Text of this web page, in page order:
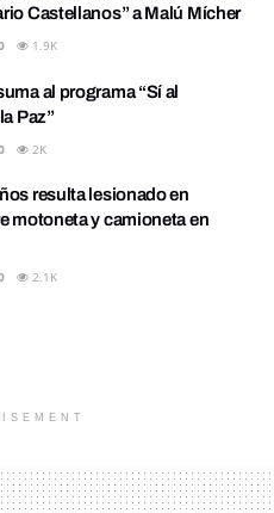
Castellanos” a Malú Mícher
1.9K
al programa “Sí al
Paz”
2K
resulta lesionado en
motoneta y camioneta en
2.1K